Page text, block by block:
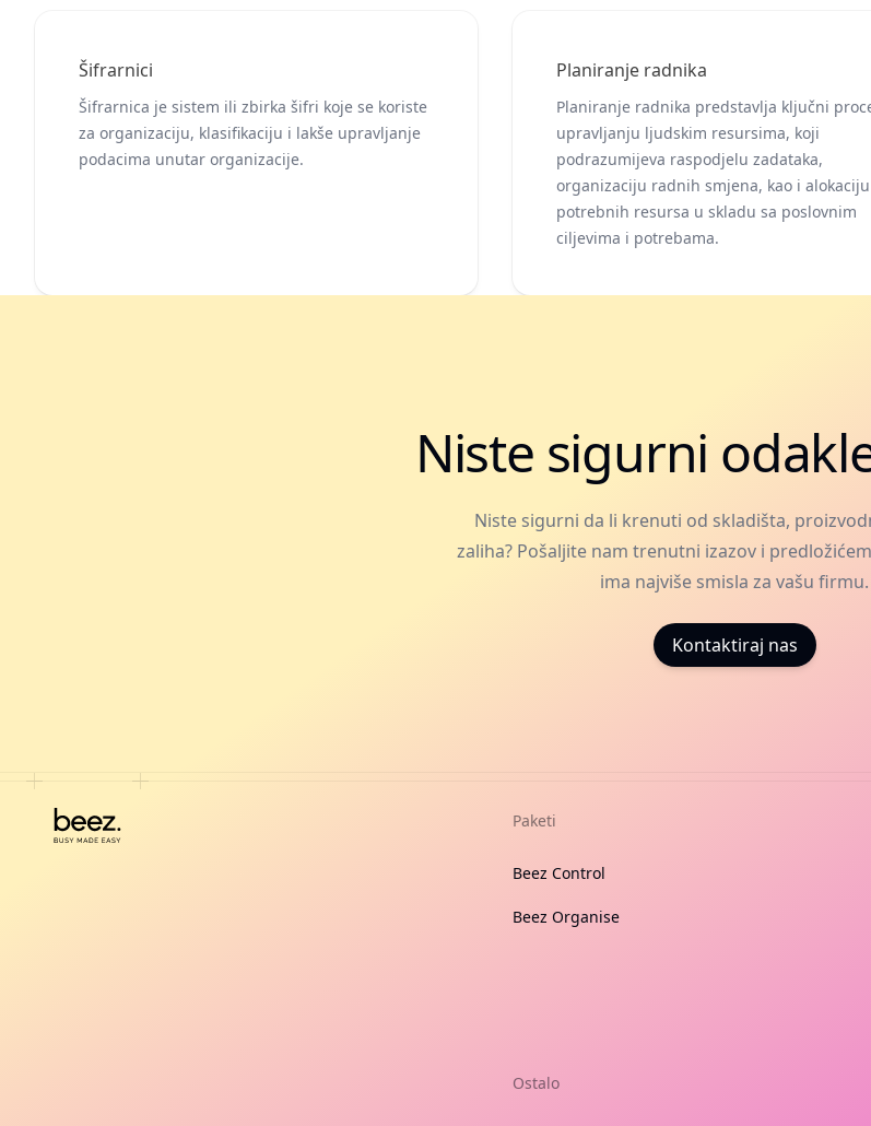
Šifrarnici
Šifrarnica je sistem ili zbirka šifri koje se koriste
za organizaciju, klasifikaciju i lakše upravljanje
podacima unutar organizacije.
Planiranje radnika
Planiranje radnika predstavlja ključni
upravljanju ljudskim resursima, koji
podrazumijeva raspodjelu zadataka,
organizaciju radnih smjena, kao i alokaciju
potrebnih resursa u skladu sa poslovnim
ciljevima i potrebama.
Niste sigurni
Niste sigurni da li krenuti od skladišta,
zaliha? Pošaljite nam trenutni izazov i
ima najviše smisla za vašu firmu.
Kontaktiraj nas
Paketi
Beez Control
Beez Organise
Ostalo